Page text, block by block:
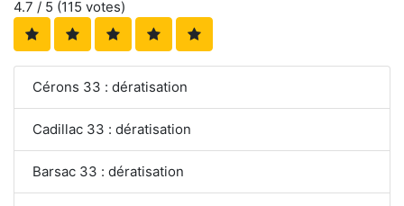
4.7 / 5 (115 votes)
Cérons 33 : dératisation
Cadillac 33 : dératisation
Barsac 33 : dératisation